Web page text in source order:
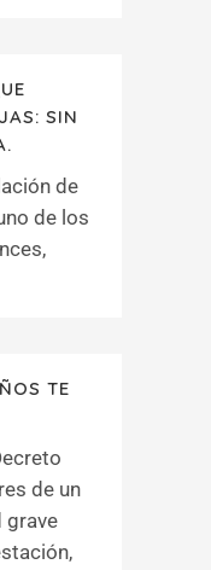
SIN
de
de los
TE
de un
grave